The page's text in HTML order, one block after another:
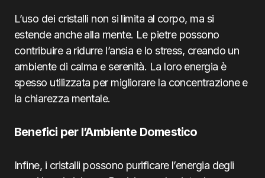
L’uso dei cristalli non si limita al corpo, ma si
estende anche alla mente. Le pietre possono
contribuire a ridurre l’ansia e lo stress, creando un
ambiente di calma e serenità. La loro energia è
spesso utilizzata per migliorare la concentrazione e
la chiarezza mentale.
Benefici per l’Ambiente Domestico
Infine, i cristalli possono purificare l’energia degli